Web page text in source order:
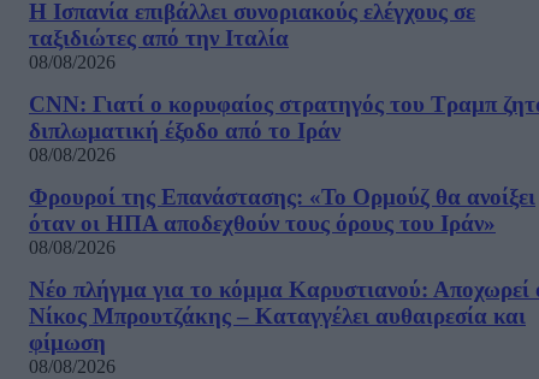
Η Ισπανία επιβάλλει συνοριακούς ελέγχους σε
ταξιδιώτες από την Ιταλία
08/08/2026
CNN: Γιατί ο κορυφαίος στρατηγός του Τραμπ
διπλωματική έξοδο από το Ιράν
08/08/2026
Φρουροί της Επανάστασης: «Το Ορμούζ θα ανοίξει
όταν οι ΗΠΑ αποδεχθούν τους όρους του Ιράν»
08/08/2026
Νέο πλήγμα για το κόμμα Καρυστιανού: Αποχωρεί
Νίκος Μπρουτζάκης – Καταγγέλει αυθαιρεσία και
φίμωση
08/08/2026